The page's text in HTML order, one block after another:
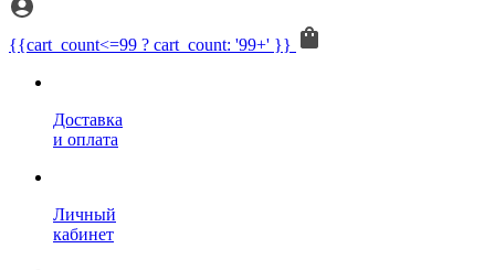
{{cart_count<=99 ? cart_count: '99+' }}
Доставка
и оплата
Личный
кабинет